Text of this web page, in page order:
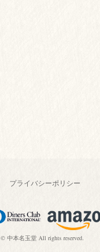
プライバシーポリシー
© 中本名玉堂 All rights reserved.